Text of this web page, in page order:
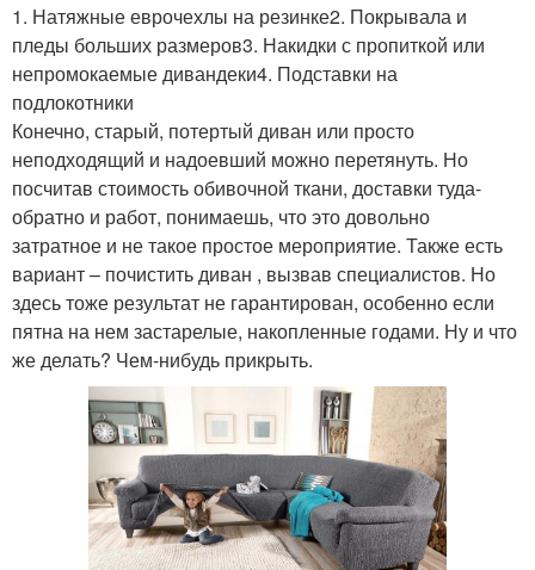
1. Натяжные еврочехлы на резинке2. Покрывала и
пледы больших размеров3. Накидки с пропиткой или
непромокаемые дивандеки4. Подставки на
подлокотники
Конечно, старый, потертый диван или просто
неподходящий и надоевший можно перетянуть. Но
посчитав стоимость обивочной ткани, доставки туда-
обратно и работ, понимаешь, что это довольно
затратное и не такое простое мероприятие. Также есть
вариант – почистить диван , вызвав специалистов. Но
здесь тоже результат не гарантирован, особенно если
пятна на нем застарелые, накопленные годами. Ну и что
же делать? Чем-нибудь прикрыть.